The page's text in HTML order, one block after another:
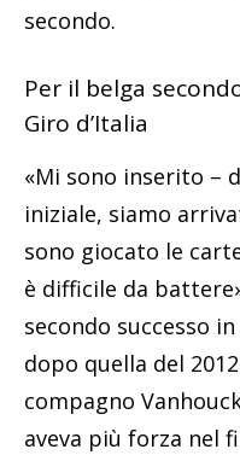
secondo.
Per il belga
Giro d’Italia
«Mi sono inserito –
iniziale, siamo
sono giocato le
è difficile da
secondo successo
dopo quella del
compagno
aveva più forza nel